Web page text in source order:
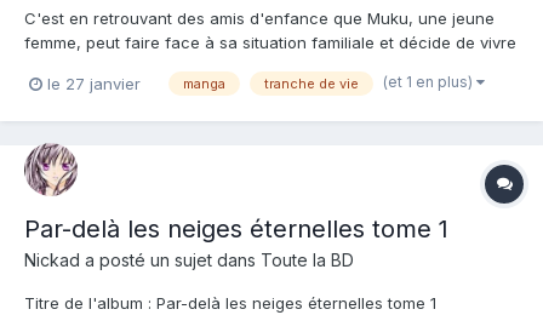
C'est en retrouvant des amis d'enfance que Muku, une jeune
femme, peut faire face à sa situation familiale et décide de vivre
enfin pour elle-même. Famille toxique nous voilà !! Après la
disparition de son père, Muku, sa mère et sa sœur sont allées
le 27 janvier manga tranche de vie (et 1 en plus)
Par-delà les neiges éternelles tome 1
Nickad a posté un sujet dans Toute la BD
Titre de l'album : Par-delà les neiges éternelles tome 1